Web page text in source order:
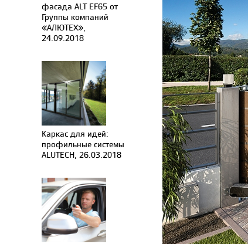
фасада ALT EF65 от
Группы компаний
«АЛЮТЕХ»,
24.09.2018
Каркас для идей:
профильные системы
ALUTECH, 26.03.2018